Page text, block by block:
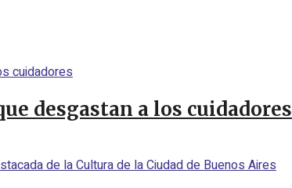
desgastan a los cuidadores